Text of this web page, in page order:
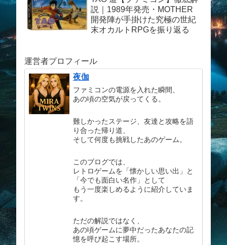
説｜1989年発売・MOTHER
開発陣が手掛けた究極の世紀
末オカルトRPGを振り返る
運営者プロフィール
夜伽
ファミコンの電源を入れた瞬間、
あの頃の空気が戻ってくる。
難しかったステージ、友達と攻略を語
り合った帰り道、
そして何度も挑戦したあのゲーム。
このブログでは、
レトロゲームを「懐かしい思い出」と
「今でも面白い名作」として
もう一度楽しめるように紹介していま
す。
ただの解説ではなく、
あの頃ゲームに夢中だったあなたの記
憶を呼び起こす場所。